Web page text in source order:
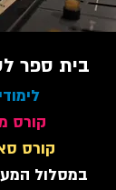
בית ספר
לימוד
קורס
קורס
במסלול